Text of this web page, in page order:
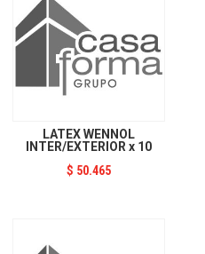
LATEX WENNOL
INTER/EXTERIOR x 10
$ 50.465